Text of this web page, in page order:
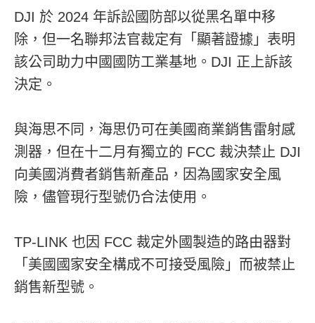
DJI 於 2024 年訴訟國防部以從黑名單中移
除，但一名聯邦法官裁定有「顯著證據」表明
該公司助力中國國防工業基地。DJI 正上訴該
決定。
與海思不同，海思仍可在美國商業銷售雷射感
測器，但在十二月有獨立的 FCC 裁決禁止 DJI
向美國消費者銷售新產品，因為國家安全風
險，儘管現行型號仍合法使用。
TP-LINK 也因 FCC 裁定外國製造的路由器對
「美國國家安全構成不可接受風險」而被禁止
銷售新型號。